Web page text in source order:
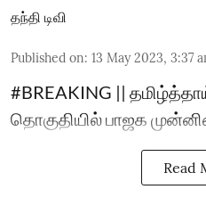
தந்தி டிவி
Published on: 13 May 2023, 3:37
#BREAKING ||
தொகுதியில் பாஜக
Read